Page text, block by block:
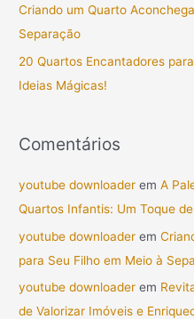
o
r
:
Criando um Quarto
Separação
20 Quartos Encantadores
Ideias Mágicas!
Comentários
youtube downloader emA
Quartos Infantis: Um Toque
youtube downloader em
para Seu Filho em Meio à
youtube downloader em
de Valorizar Imóveis e